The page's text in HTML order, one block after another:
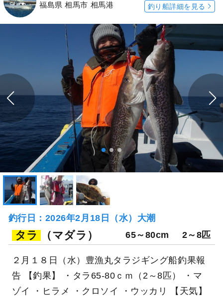
福島県 相馬市 相馬港 釣り船詳細を見る
釣行日：2026年2月18日（水）大潮
タラ （マダラ） 65～80cm 2～8匹
２月１８日（水）豊漁丸タラジギング船釣果報
告 【釣果】 ・タラ65-80ｃｍ（2～8匹） ・マ
ゾイ ・ヒラメ ・クロソイ ・ウッカリ 【天気】